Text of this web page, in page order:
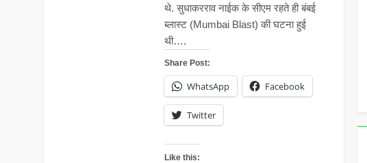
थे. सुधाकरराव नाईक के सीएम रहते ही बंबई
ब्लास्ट (Mumbai Blast) की घटना हुई
थी….
Share Post:
WhatsApp Facebook
Twitter
Like this: